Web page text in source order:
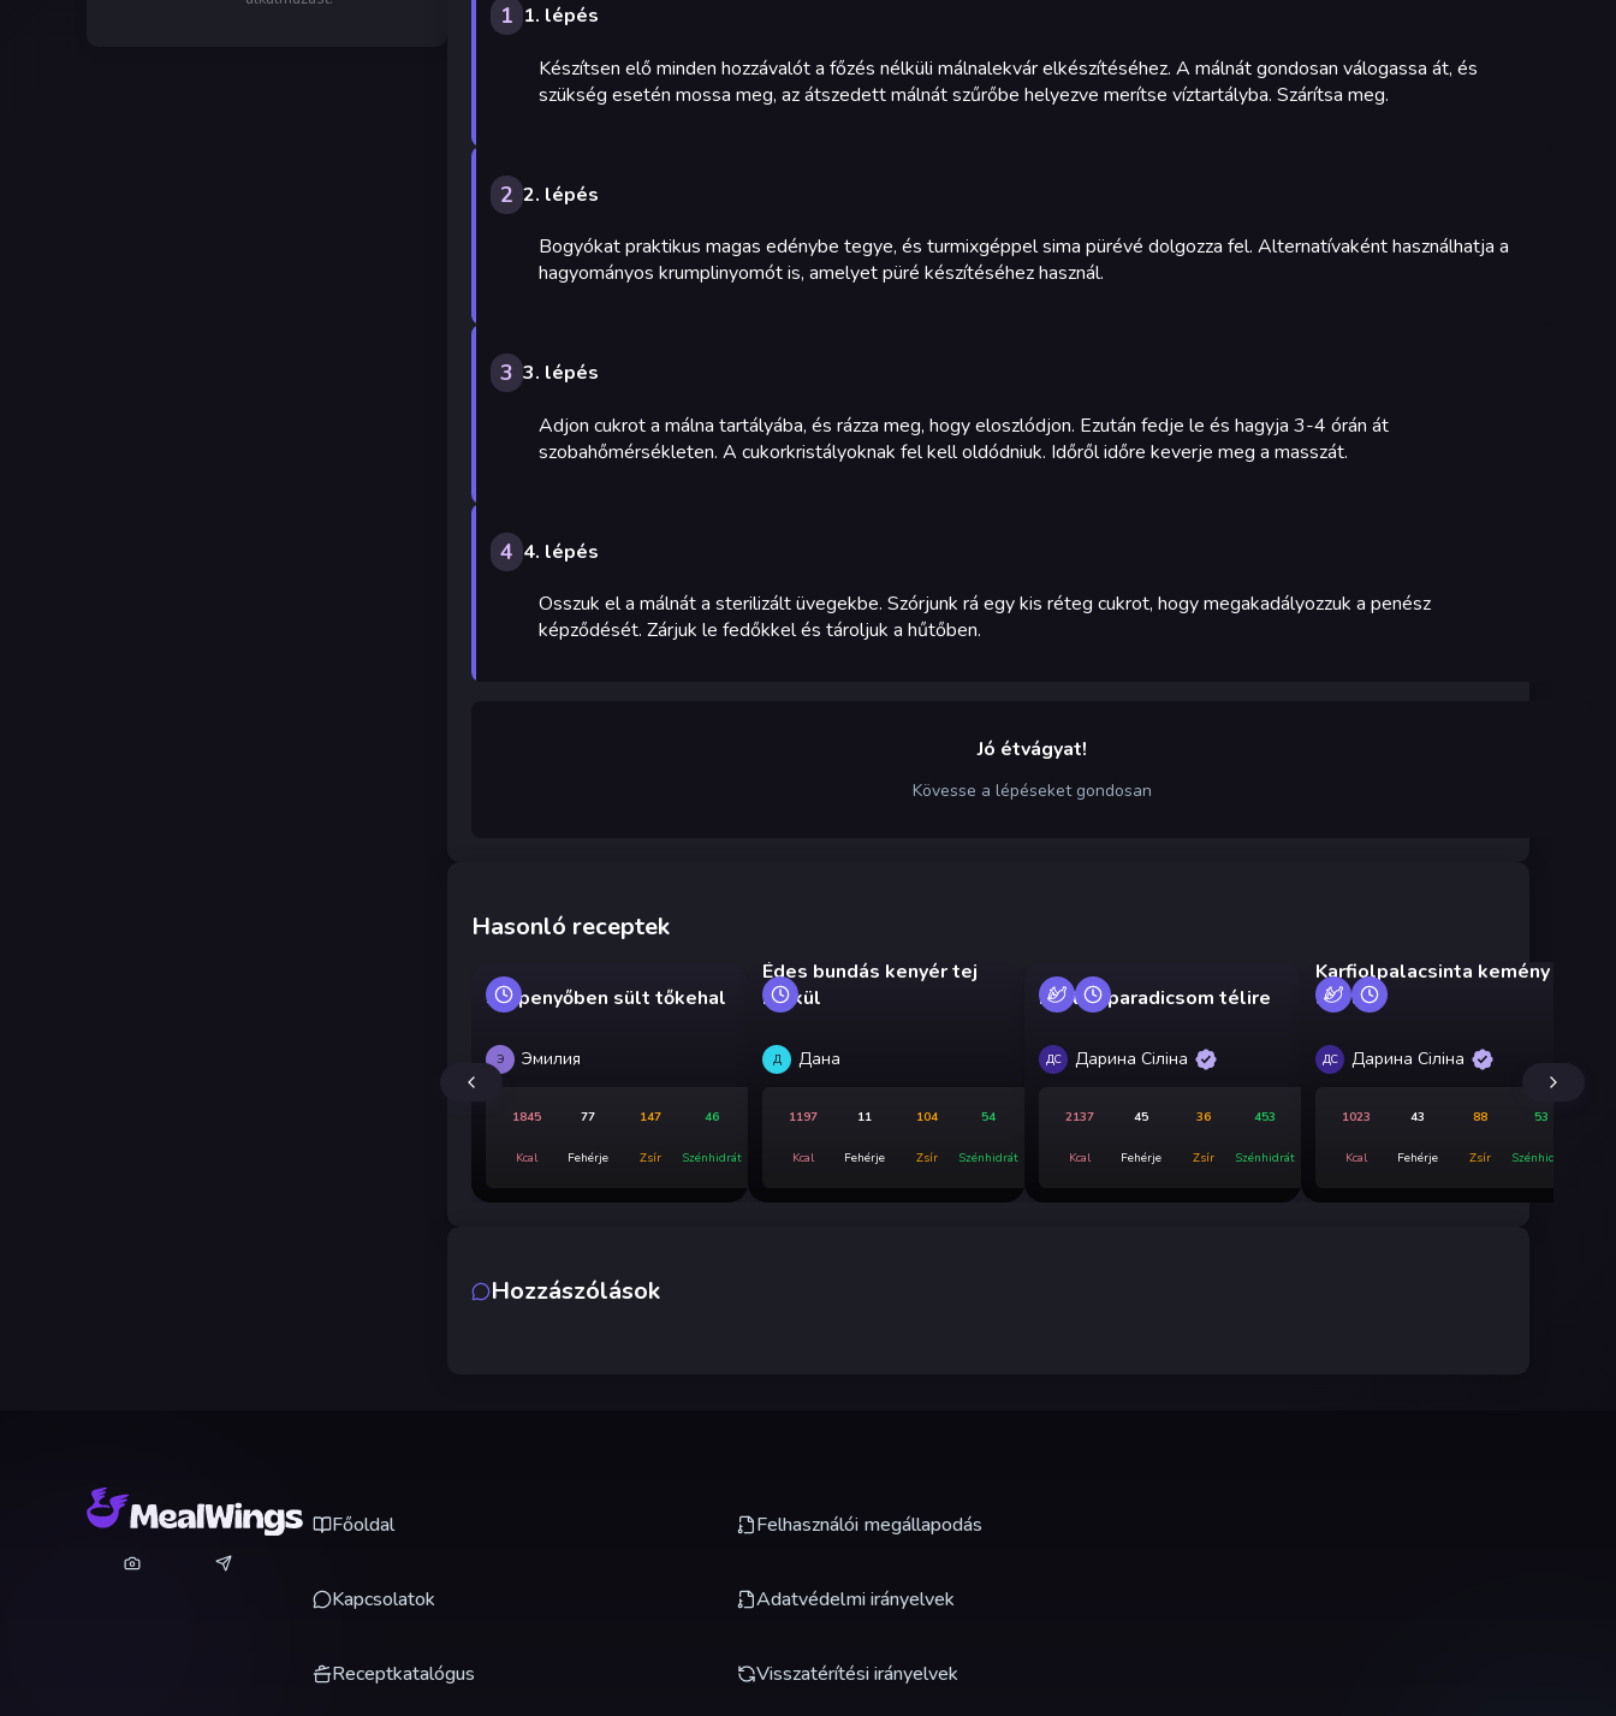
1 1. lépés
Készítsen elő minden hozzávalót a főzés nélküli málnalekvár elkészítéséhez. A málnát gondosan válogassa át, és
szükség esetén mossa meg, az átszedett málnát szűrőbe helyezve merítse víztartályba. Szárítsa meg.
2 2. lépés
Bogyókat praktikus magas edénybe tegye, és turmixgéppel sima pürévé dolgozza fel. Alternatívaként használhatja a
hagyományos krumplinyomót is, amelyet püré készítéséhez használ.
3 3. lépés
Adjon cukrot a málna tartályába, és rázza meg, hogy eloszlódjon. Ezután fedje le és hagyja 3-4 órán át
szobahőmérsékleten. A cukorkristályoknak fel kell oldódniuk. Időről időre keverje meg a masszát.
4 4. lépés
Osszuk el a málnát a sterilizált üvegekbe. Szórjunk rá egy kis réteg cukrot, hogy megakadályozzuk a penész
képződését. Zárjuk le fedőkkel és tároljuk a hűtőben.
Jó étvágyat!
Kövesse a lépéseket gondosan
Hasonló receptek
Serpenyőben sült tőkehal
Э Эмилия
1845
Kcal
77
Fehérje
147
Zsír
46
Szénhidrát
Édes bundás kenyér tej
nélkül
Д Дана
1197
Kcal
11
Fehérje
104
Zsír
54
Szénhidrát
Ecetes paradicsom télire
ДС Дарина Сіліна
2137
Kcal
45
Fehérje
36
Zsír
453
Szénhidrát
Karfiolpalacsinta kemény
sajttal
ДС Дарина Сіліна
1023
Kcal
43
Fehérje
88
Zsír
53
Szénhidrát
Hozzászólások
Főoldal
Kapcsolatok
Receptkatalógus
Felhasználói megállapodás
Adatvédelmi irányelvek
Visszatérítési irányelvek